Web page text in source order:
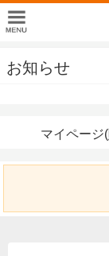
お知らせ
マイページ